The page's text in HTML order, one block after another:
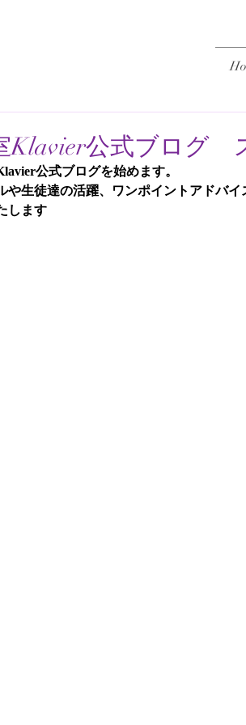
Klavier公式ブログ
公式ブログを始めます。
や生徒達の活躍、ワンポイントアドバイ
します